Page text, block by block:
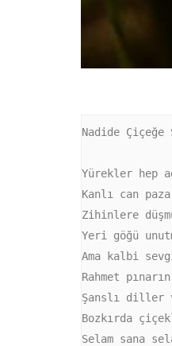
Nadide Çiçeğe
Yürekler hep
Kanlı can
Zihinlere
Yeri göğü
Ama kalbi
Rahmet
Şanslı diller
Bozkırda
Selam sana